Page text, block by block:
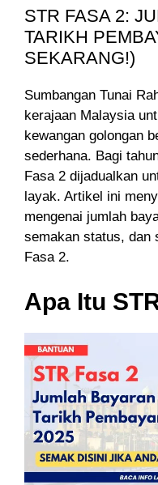
STR FASA 2:
TARIKH
SEKARANG!)
Sumbangan Tunai
kerajaan Malaysia
kewangan golongan
sederhana. Bagi
Fasa 2 dijadualkan
layak. Artikel ini
mengenai jumlah
semakan status, dan
Fasa 2.
Apa Itu